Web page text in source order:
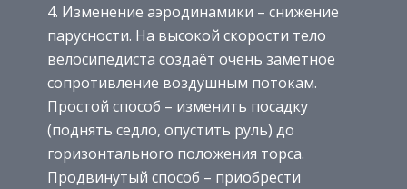
Изменение аэродинамики – снижение
парусности. На высокой скорости тело
велосипедиста создаёт очень заметное
сопротивление воздушным потокам.
Простой способ – изменить посадку
(поднять седло, опустить руль) до
горизонтального положения торса.
Продвинутый способ – приобрести